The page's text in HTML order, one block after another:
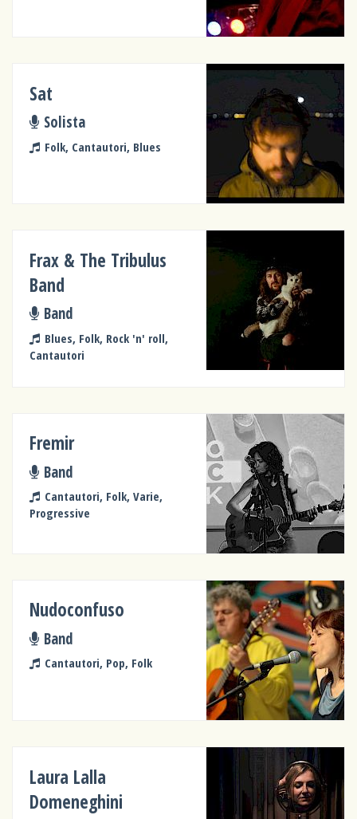
Sat
Solista
Folk, Cantautori, Blues
Frax & The Tribulus
Band
Band
Blues, Folk, Rock 'n' roll,
Cantautori
Fremir
Band
Cantautori, Folk, Varie,
Progressive
Nudoconfuso
Band
Cantautori, Pop, Folk
Laura Lalla
Domeneghini